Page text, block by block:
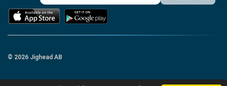
© 2026 Jighead AB